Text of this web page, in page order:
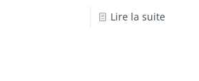
Lire la suite